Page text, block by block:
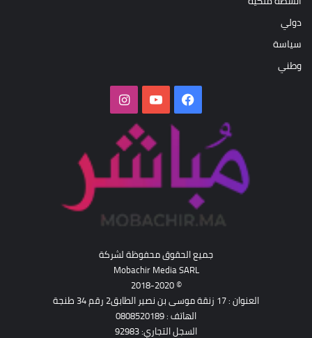
دولي
سياسة
وطني
فيسبوك‫YouTubeانستقرام
جميع الحقوق محفوظة لشركة
Mobachir Media SARL
© 2018-2020
العنوان : 17 زنقة موسى بن نصير الطابق2 رقم 34 طنجة
الهاتف : 0808520189
السجل التجاري: 92983